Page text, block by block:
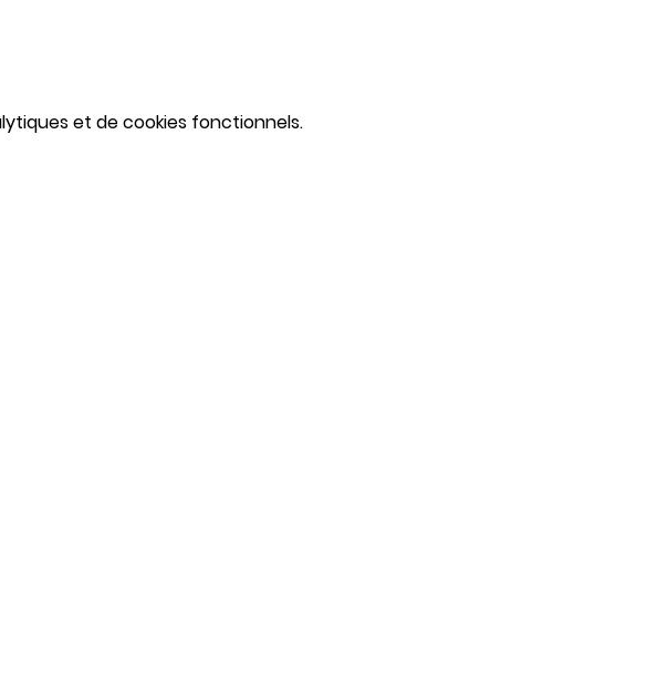
et de cookies fonctionnels.